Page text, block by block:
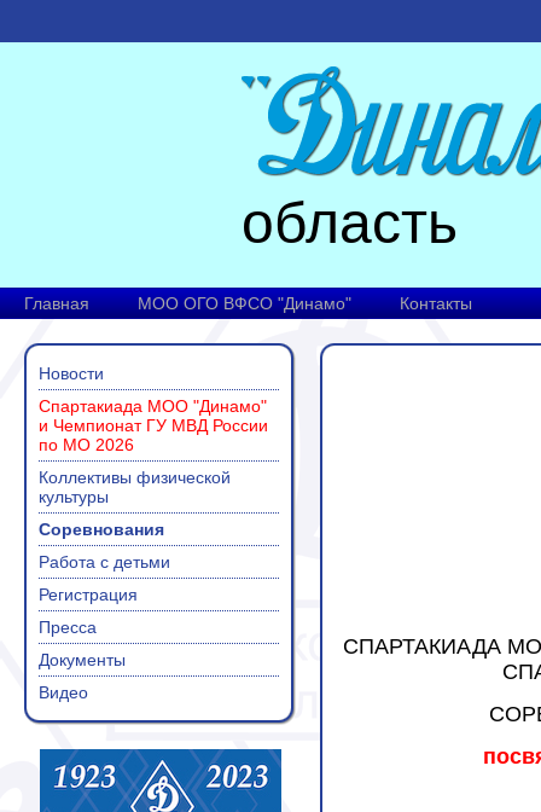
область
Главная МОО ОГО ВФСО "Динамо" Контакты
Новости
Спартакиада МОО "Динамо"
и Чемпионат ГУ МВД России
по МО 2026
Коллективы физической
культуры
Соревнования
Работа с детьми
Регистрация
Пресса
Документы
Видео
СПАРТАКИАДА